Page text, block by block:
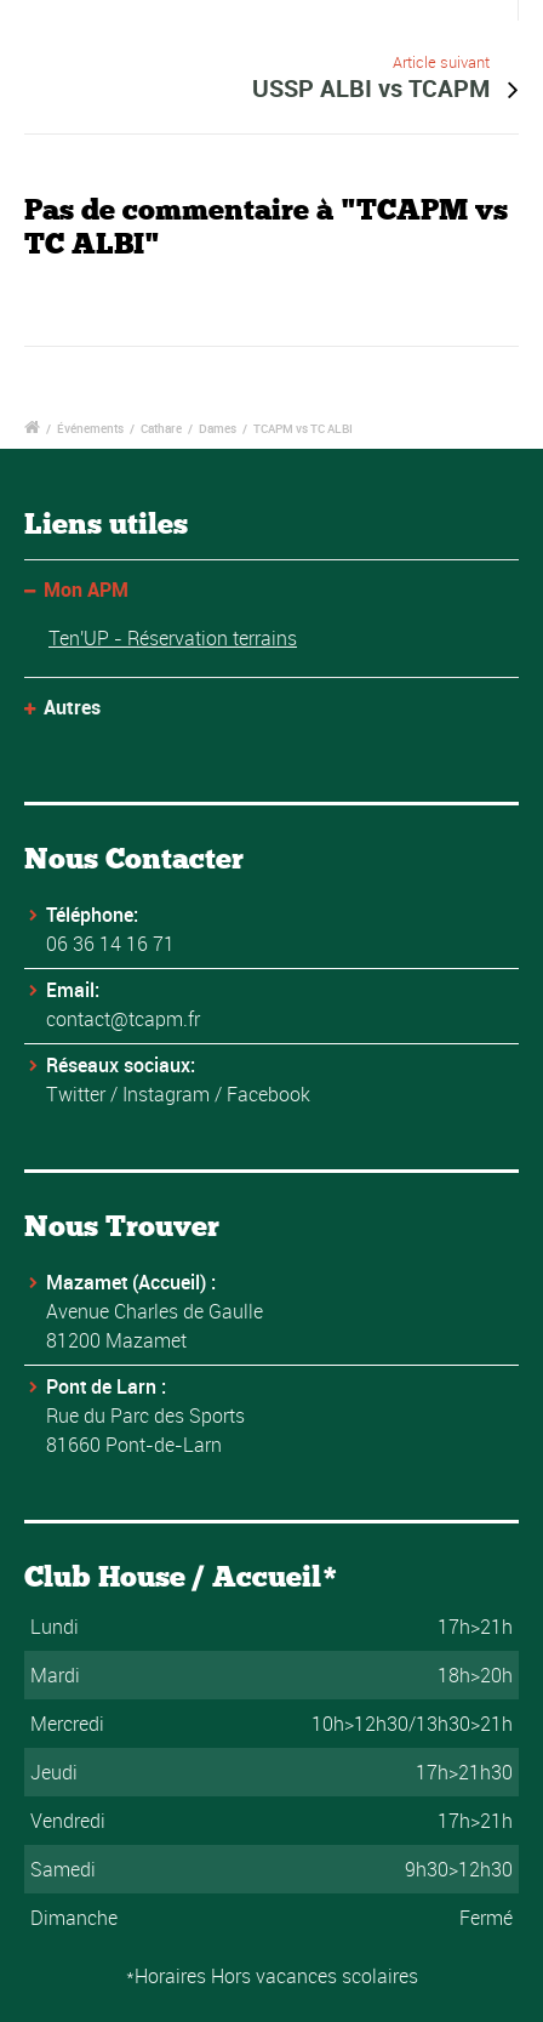
Article suivant
USSP ALBI vs TCAPM
Pas de commentaire à "TCAPM vs
TC ALBI"
/ Événements / Cathare / Dames / TCAPM vs TC ALBI
Liens utiles
Mon APM
Ten'UP - Réservation terrains
Autres
Nous Contacter
Téléphone:
06 36 14 16 71
Email:
contact@tcapm.fr
Réseaux sociaux:
Twitter/ Instagram / Facebook
Nous Trouver
Mazamet (Accueil) :
Avenue Charles de Gaulle
81200 Mazamet
Pont de Larn :
Rue du Parc des Sports
81660 Pont-de-Larn
Club House / Accueil*
Lundi
17h>21h
Mardi
18h>20h
Mercredi
10h>12h30/13h30>21h
Jeudi
17h>21h30
Vendredi
17h>21h
Samedi
9h30>12h30
Dimanche
Fermé
*Horaires Hors vacances scolaires